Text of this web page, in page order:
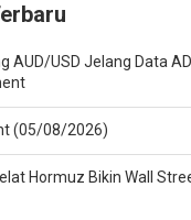
AUD/USD Jelang Data
(05/08/2026)
Hormuz Bikin Wall